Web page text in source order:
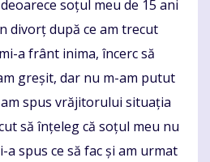
soțul meu de 15 ani
divorț după ce am trecut
a frânt inima, încerc să
greșit, dar nu m-am putut
spus vrăjitorului situația
să înțeleg că soțul meu nu
a spus ce să fac și am urmat